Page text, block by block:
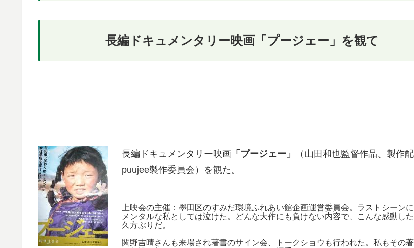
長編ドキュメンタリー映画「プージェー」を観て
長編ドキュメンタリー映画 「プージェー」
（山田和也監督作品、製作配
puujee製作委員会）を観た。
上映会の主催：墨田区のすみだ環境ふれあい館企画運営委員会。ラストシーン
メンタルな私としては泣けた。どんな大作にも負けない内容で、こんな感動し
久方ぶりだ。
関野吉晴さんも来場され著書のサイン会、トークショウも行われた。私もその